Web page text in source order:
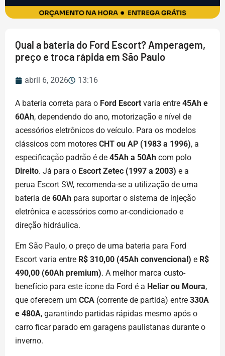
Qual a bateria do Ford Escort? Amperagem,
preço e troca rápida em São Paulo
abril 6, 2026 13:16
A bateria correta para o Ford Escort varia entre 45Ah e
60Ah, dependendo do ano, motorização e nível de
acessórios eletrônicos do veículo. Para os modelos
clássicos com motores CHT ou AP (1983 a 1996), a
especificação padrão é de 45Ah a 50Ah com polo
Direito. Já para o Escort Zetec (1997 a 2003) e a
perua Escort SW, recomenda-se a utilização de uma
bateria de 60Ah para suportar o sistema de injeção
eletrônica e acessórios como ar-condicionado e
direção hidráulica.
Em São Paulo, o preço de uma bateria para Ford
Escort varia entre R$ 310,00 (45Ah convencional) e R$
490,00 (60Ah premium). A melhor marca custo-
benefício para este ícone da Ford é a Heliar ou Moura,
que oferecem um CCA (corrente de partida) entre 330A
e 480A, garantindo partidas rápidas mesmo após o
carro ficar parado em garagens paulistanas durante o
inverno.